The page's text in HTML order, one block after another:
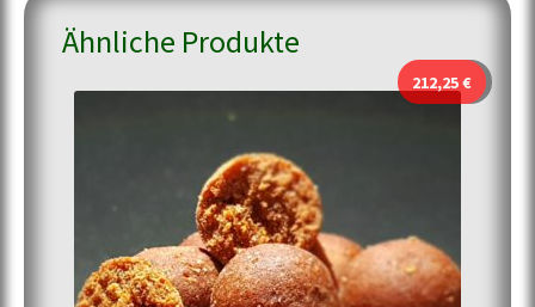
Ähnliche Produkte
212,25€